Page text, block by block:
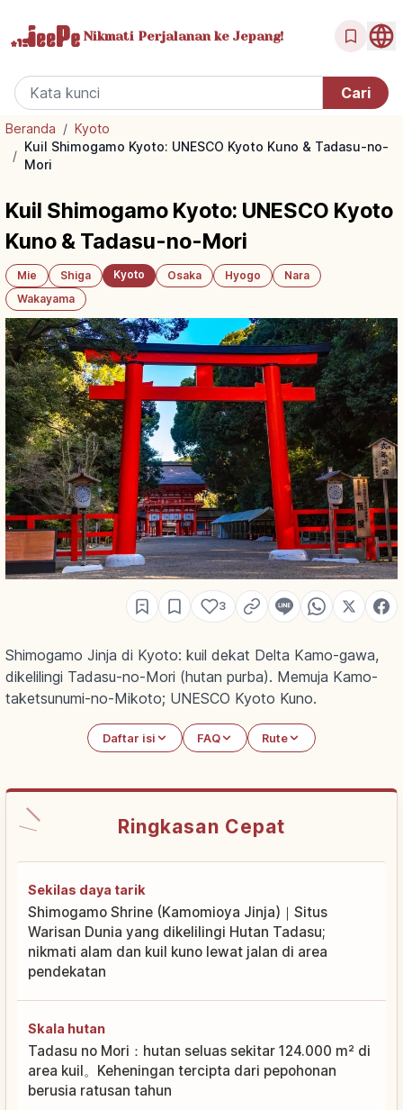
Nikmati Perjalanan ke Jepang!
Beranda / Kyoto
/
Kuil Shimogamo Kyoto: UNESCO Kyoto Kuno & Tadasu-no-
Mori
Kuil Shimogamo Kyoto: UNESCO Kyoto
Kuno & Tadasu-no-Mori
Mie Shiga Kyoto Osaka Hyogo
Nara
Wakayama
3
Shimogamo Jinja di Kyoto: kuil dekat Delta Kamo-gawa,
dikelilingi Tadasu-no-Mori (hutan purba). Memuja Kamo-
taketsunumi-no-Mikoto; UNESCO Kyoto Kuno.
Daftar isi FAQ Rute
Ringkasan Cepat
Sekilas daya tarik
Shimogamo Shrine (Kamomioya Jinja)｜Situs
Warisan Dunia yang dikelilingi Hutan Tadasu;
nikmati alam dan kuil kuno lewat jalan di area
pendekatan
Skala hutan
Tadasu no Mori：hutan seluas sekitar 124.000 m² di
area kuil。Keheningan tercipta dari pepohonan
berusia ratusan tahun